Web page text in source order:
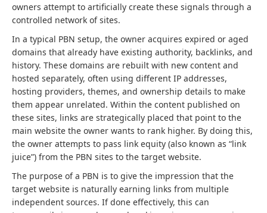
owners attempt to artificially create these signals through a
controlled network of sites.
In a typical PBN setup, the owner acquires expired or aged
domains that already have existing authority, backlinks, and
history. These domains are rebuilt with new content and
hosted separately, often using different IP addresses,
hosting providers, themes, and ownership details to make
them appear unrelated. Within the content published on
these sites, links are strategically placed that point to the
main website the owner wants to rank higher. By doing this,
the owner attempts to pass link equity (also known as “link
juice”) from the PBN sites to the target website.
The purpose of a PBN is to give the impression that the
target website is naturally earning links from multiple
independent sources. If done effectively, this can